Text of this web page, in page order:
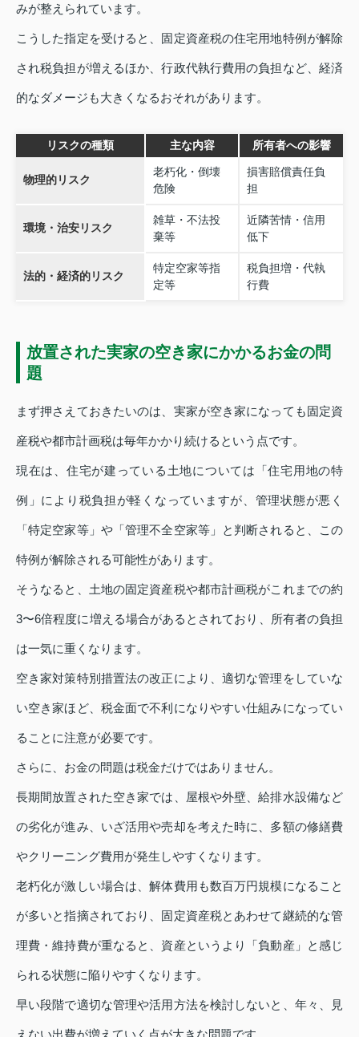
みが整えられています。
こうした指定を受けると、固定資産税の住宅用地特例が解除
され税負担が増えるほか、行政代執行費用の負担など、経済
的なダメージも大きくなるおそれがあります。
リスクの種類 主な内容 所有者への影響
物理的リスク
老朽化・倒壊
危険
損害賠償責任負
担
環境・治安リスク
雑草・不法投
棄等
近隣苦情・信用
低下
法的・経済的リスク
特定空家等指
定等
税負担増・代執
行費
放置された実家の空き家にかかるお金の問
題
まず押さえておきたいのは、実家が空き家になっても固定資
産税や都市計画税は毎年かかり続けるという点です。
現在は、住宅が建っている土地については「住宅用地の特
例」により税負担が軽くなっていますが、管理状態が悪く
「特定空家等」や「管理不全空家等」と判断されると、この
特例が解除される可能性があります。
そうなると、土地の固定資産税や都市計画税がこれまでの約
3〜6倍程度に増える場合があるとされており、所有者の負担
は一気に重くなります。
空き家対策特別措置法の改正により、適切な管理をしていな
い空き家ほど、税金面で不利になりやすい仕組みになってい
ることに注意が必要です。
さらに、お金の問題は税金だけではありません。
長期間放置された空き家では、屋根や外壁、給排水設備など
の劣化が進み、いざ活用や売却を考えた時に、多額の修繕費
やクリーニング費用が発生しやすくなります。
老朽化が激しい場合は、解体費用も数百万円規模になること
が多いと指摘されており、固定資産税とあわせて継続的な管
理費・維持費が重なると、資産というより「負動産」と感じ
られる状態に陥りやすくなります。
早い段階で適切な管理や活用方法を検討しないと、年々、見
えない出費が増えていく点が大きな問題です。